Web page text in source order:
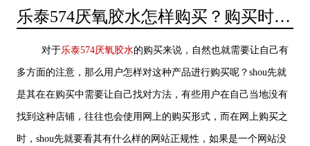
乐泰574厌氧胶水怎样购买？购买时要
对于乐泰574厌氧胶水的购买来说，自然也就需要让自己有
多方面的注意，那么用户怎样对这种产品进行购买呢？shou先就
是其在在购买中需要让自己找对方法，有些用户在自己当地没有
找到这种店铺，往往也会使用网上的购买形式，而在网上购买之
时，shou先就要看其有什么样的网站正规性，如果是一个网站没